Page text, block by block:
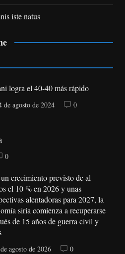
iste natus
logra el 40-40 más rápido
de agosto de 2024 0
0
crecimiento previsto de al
el 10 % en 2026 y unas
alentadoras para 2027, la
siria comienza a recuperarse
de 15 años de guerra civil y
agosto de 2026 0